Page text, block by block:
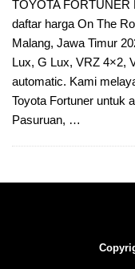
TOYOTA FORTUNER
daftar harga On The
Malang, Jawa Timur
Lux, G Lux, VRZ 4×2,
automatic. Kami
Toyota Fortuner untuk
Pasuruan, …